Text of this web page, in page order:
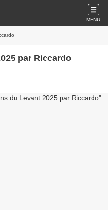
MENU
par Riccardo